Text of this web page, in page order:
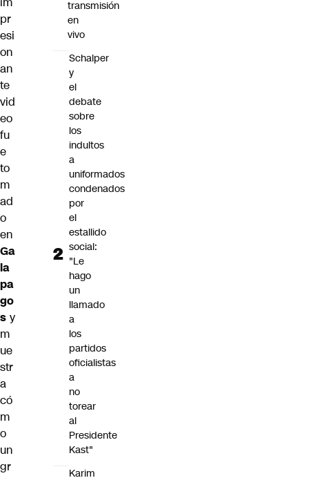
pr
esi
on
an
te
vid
eo
fu
e
to
m
ad
o
en
Ga
la
pa
go
s y
m
ue
str
a
có
m
o
un
gr
transmisión
en
vivo
Schalper
y
el
debate
sobre
los
indultos
a
uniformados
condenados
por
el
estallido
social:
"Le
hago
un
llamado
a
los
partidos
oficialistas
a
no
torear
al
Presidente
Kast"
Karim